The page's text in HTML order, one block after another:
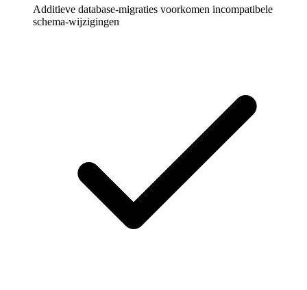
Additieve database-migraties voorkomen incompatibele
schema-wijzigingen